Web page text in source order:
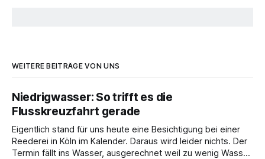
WEITERE BEITRÄGE VON UNS
Niedrigwasser: So trifft es die
Flusskreuzfahrt gerade
Eigentlich stand für uns heute eine Besichtigung bei einer
Reederei in Köln im Kalender. Daraus wird leider nichts. Der
Termin fällt ins Wasser, ausgerechnet weil zu wenig Wasser